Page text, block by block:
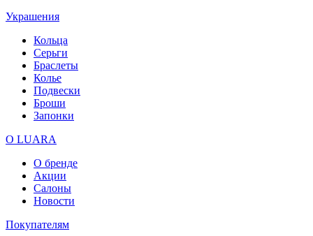
Украшения
Кольца
Серьги
Браслеты
Колье
Подвески
Броши
Запонки
О LUARA
О бренде
Акции
Салоны
Новости
Покупателям